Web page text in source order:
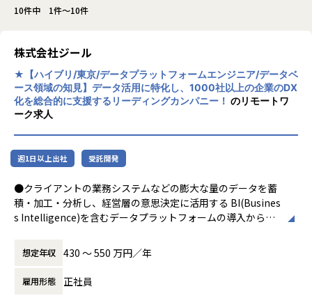
10件中 1件～10件
株式会社ジール
★【ハイブリ/東京/データプラットフォームエンジニア/データベ
ース領域の知見】データ活用に特化し、1000社以上の企業のDX
化を総合的に支援するリーディングカンパニー！ のリモートワ
ーク求人
週1日以上出社 受託開発
●クライアントの業務システムなどの膨大な量のデータを蓄
積・加工・分析し、経営層の意思決定に活用する BI(Busines
s Intelligence)を含むデータプラットフォームの導入から実
●クライアントの要望に沿ったBIツールの企画、設計、実装
まで、プロジェクトに一気通貫で関わって頂きます。
●主に要件定義からテストまでお任せします。開発だけでな
想定年収 430 〜 550 万円／年
雇用形態 正社員